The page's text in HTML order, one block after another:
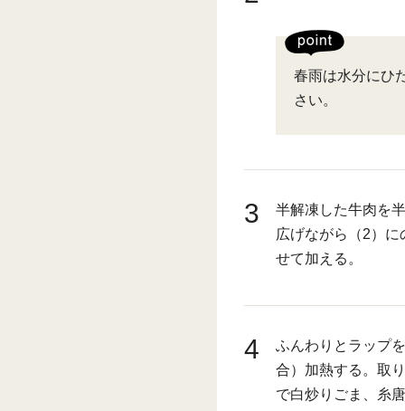
春雨は水分にひ
さい。
3
半解凍した牛肉を
広げながら（2）
せて加える。
4
ふんわりとラップ
合）加熱する。取
で白炒りごま、糸